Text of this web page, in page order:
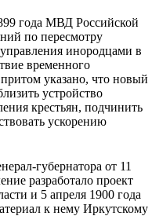
года МВД Российской
по пересмотру
инородцами в
временного
указано, что новый
устройство
крестьян, подчинить
ускорению
губернатора от 11
разработало проект
и 5 апреля 1900 года
к нему Иркутскому